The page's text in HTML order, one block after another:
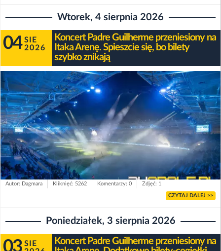
Wtorek, 4 sierpnia 2026
04 SIE
2026
Koncert Padre Guilherme przeniesiony na
Itaka Arenę. Spieszcie się, bo bilety
szybko znikają
Autor: Dagmara Kliknięć: 5262 Komentarzy: 0 Zdjęć: 1
CZYTAJ DALEJ >>
Poniedziałek, 3 sierpnia 2026
03 SIE
Koncert Padre Guilherme przeniesiony na